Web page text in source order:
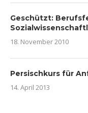
Geschützt:
18. November 2010
Persischkurs für
14. April 2013